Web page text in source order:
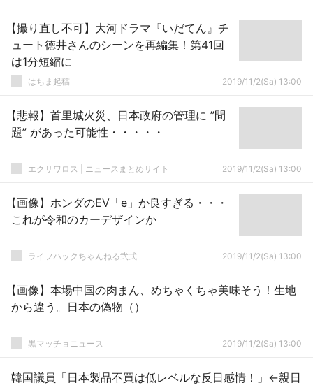
【撮り直し不可】大河ドラマ『いだてん』チ
ュート徳井さんのシーンを再編集！第41回
は1分短縮に
はちま起稿 2019/11/2(Sa) 13:00
【悲報】首里城火災、日本政府の管理に ”問
題” があった可能性・・・・・
エクサワロス | ニュースまとめサイト 2019/11/2(Sa) 13:00
【画像】ホンダのEV「e」か良すぎる・・・
これが令和のカーデザインか
ライフハックちゃんねる弐式 2019/11/2(Sa) 13:00
【画像】本場中国の肉まん、めちゃくちゃ美味そう！生地
から違う。日本の偽物（）
黒マッチョニュース 2019/11/2(Sa) 13:00
韓国議員「日本製品不買は低レベルな反日感情！」←親日